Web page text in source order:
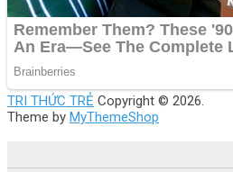
TRI THỨC TRẺ Copyright © 2026.
Theme by MyThemeShop